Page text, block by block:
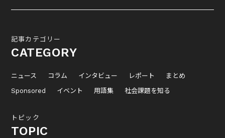
記事カテゴリー
CATEGORY
ニュース コラム インタビュー レポート
まとめ
Sponsored
イベント 用語集 社会課題を知る
トピック
TOPIC